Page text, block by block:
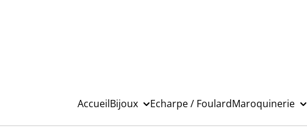
AccueilBijoux Echarpe / FoulardMaroquinerie